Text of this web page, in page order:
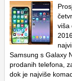
viša
Samsung s Galaxy
prodanih telefona,
dok je najviše